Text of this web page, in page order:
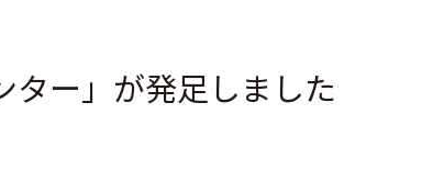
ター」が発足しました